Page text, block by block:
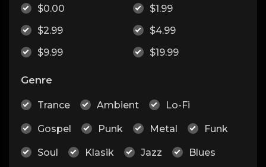
$0.00
$1.99
$2.99
$4.99
$9.99
$19.99
Genre
Trance Ambient Lo-Fi
Gospel Punk Metal Funk
Soul Klasik Jazz Blues